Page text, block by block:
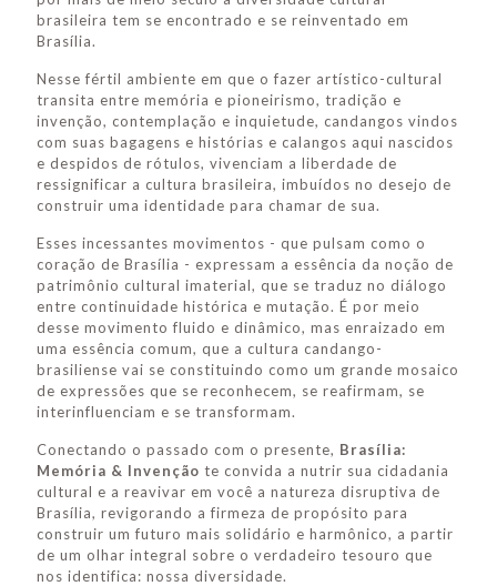
brasileira tem se encontrado e se reinventado em
Brasília.
Nesse fértil ambiente em que o fazer artístico-cultural
transita entre memória e pioneirismo, tradição e
invenção, contemplação e inquietude, candangos vindos
com suas bagagens e histórias e calangos aqui nascidos
e despidos de rótulos, vivenciam a liberdade de
ressignificar a cultura brasileira, imbuídos no desejo de
construir uma identidade para chamar de sua.
Esses incessantes movimentos - que pulsam como o
coração de Brasília - expressam a essência da noção de
patrimônio cultural imaterial, que se traduz no diálogo
entre continuidade histórica e mutação. É por meio
desse movimento fluido e dinâmico, mas enraizado em
uma essência comum, que a cultura candango-
brasiliense vai se constituindo como um grande mosaico
de expressões que se reconhecem, se reafirmam, se
interinfluenciam e se transformam.
Conectando o passado com o presente, Brasília:
Memória & Invenção te convida a nutrir sua cidadania
cultural e a reavivar em você a natureza disruptiva de
Brasília, revigorando a firmeza de propósito para
construir um futuro mais solidário e harmônico, a partir
de um olhar integral sobre o verdadeiro tesouro que
nos identifica: nossa diversidade.